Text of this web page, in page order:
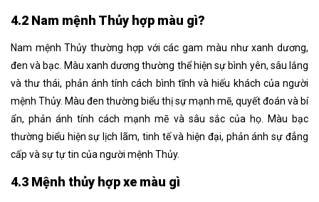
4.2 Nam mệnh Thủy hợp màu gì?
Nam mệnh Thủy thường hợp với các gam màu như xanh dương,
đen và bạc. Màu xanh dương thường thể hiện sự bình yên, sâu lắng
và thư thái, phản ánh tính cách bình tĩnh và hiếu khách của người
mệnh Thủy. Màu đen thường biểu thị sự mạnh mẽ, quyết đoán và bí
ẩn, phản ánh tính cách mạnh mẽ và sâu sắc của họ. Màu bạc
thường biểu hiện sự lịch lãm, tinh tế và hiện đại, phản ánh sự đẳng
cấp và sự tự tin của người mệnh Thủy.
4.3 Mệnh thủy hợp xe màu gì